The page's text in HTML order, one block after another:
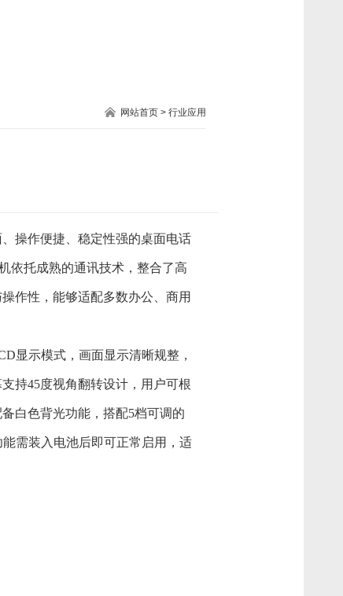
网站首页> 行业应用
操作便捷、稳定性强的桌面电话
依托成熟的通讯技术，整合了高
作性，能够适配多数办公、商用
显示模式，画面显示清晰规整，
持45度视角翻转设计，用户可根
白色背光功能，搭配5档可调的
需装入电池后即可正常启用，适